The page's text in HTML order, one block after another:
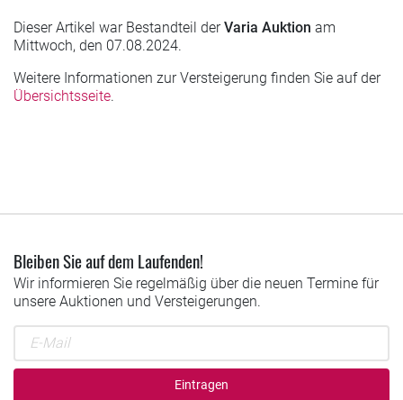
Dieser Artikel war Bestandteil derVaria Auktion am
Mittwoch, den 07.08.2024.
Weitere Informationen zur Versteigerung finden Sie auf der
Übersichtsseite.
Bleiben Sie auf dem Laufenden!
Wir informieren Sie regelmäßig über die neuen Termine für
unsere Auktionen und Versteigerungen.
Eintragen